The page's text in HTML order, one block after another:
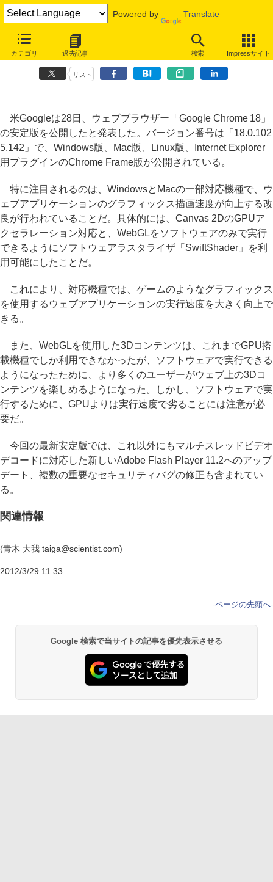
Powered by Translate
カテゴリ 過去記事 検索 Impressサイト
「Google Chrome 18」安定版公開、GPUによるウェブアプリ描画速
度の向上も
リスト
米Googleは28日、ウェブブラウザー「Google Chrome 18」
の安定版を公開したと発表した。バージョン番号は「18.0.102
5.142」で、Windows版、Mac版、Linux版、Internet Explorer
用プラグインのChrome Frame版が公開されている。
特に注目されるのは、WindowsとMacの一部対応機種で、ウ
ェブアプリケーションのグラフィックス描画速度が向上する改
良が行われていることだ。具体的には、Canvas 2DのGPUア
クセラレーション対応と、WebGLをソフトウェアのみで実行
できるようにソフトウェアラスタライザ「SwiftShader」を利
用可能にしたことだ。
これにより、対応機種では、ゲームのようなグラフィックス
を使用するウェブアプリケーションの実行速度を大きく向上で
きる。
また、WebGLを使用した3Dコンテンツは、これまでGPU搭
載機種でしか利用できなかったが、ソフトウェアで実行できる
ようになったために、より多くのユーザーがウェブ上の3Dコ
ンテンツを楽しめるようになった。しかし、ソフトウェアで実
行するために、GPUよりは実行速度で劣ることには注意が必
要だ。
今回の最新安定版では、これ以外にもマルチスレッドビデオ
デコードに対応した新しいAdobe Flash Player 11.2へのアップ
デート、複数の重要なセキュリティバグの修正も含まれてい
る。
関連情報
(青木 大我 taiga@scientist.com)
2012/3/29 11:33
-ページの先頭へ-
Google 検索で当サイトの記事を優先表示させる